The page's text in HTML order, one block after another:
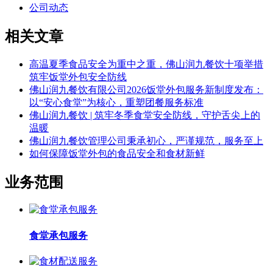
公司动态
相关文章
高温夏季食品安全为重中之重，佛山润九餐饮十项举措
筑牢饭堂外包安全防线
佛山润九餐饮有限公司2026饭堂外包服务新制度发布：
以“安心食堂”为核心，重塑团餐服务标准
佛山润九餐饮 | 筑牢冬季食堂安全防线，守护舌尖上的
温暖
佛山润九餐饮管理公司秉承初心，严谨规范，服务至上
如何保障饭堂外包的食品安全和食材新鲜
业务范围
食堂承包服务